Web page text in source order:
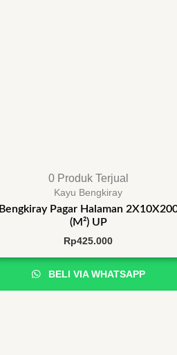
0 Produk Terjual
Kayu Bengkiray
Bengkiray Pagar Halaman
(M²) UP
Rp425.000
BELI VIA WHATSAPP